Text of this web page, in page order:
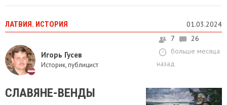
ЛАТВИЯ. ИСТОРИЯ 01.03.2024
Игорь Гусев
Историк, публицист
7
26
больше месяца
назад
СЛАВЯНЕ-ВЕНДЫ